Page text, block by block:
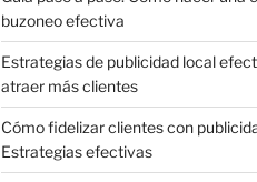
buzoneo efectiva
Estrategias de publicidad local
atraer más clientes
Cómo fidelizar clientes con
Estrategias efectivas